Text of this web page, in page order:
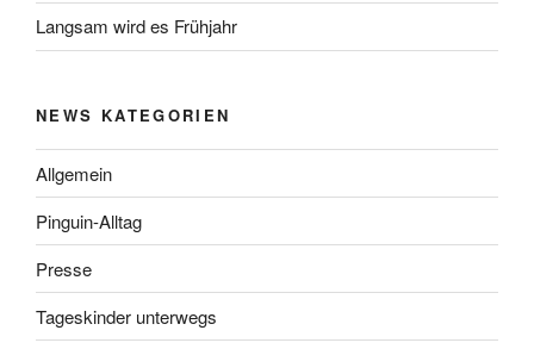
Langsam wird es Frühjahr
NEWS KATEGORIEN
Allgemein
Pinguin-Alltag
Presse
Tageskinder unterwegs